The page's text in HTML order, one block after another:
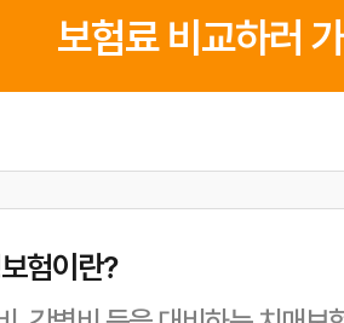
보험료 비교하러
험이란?